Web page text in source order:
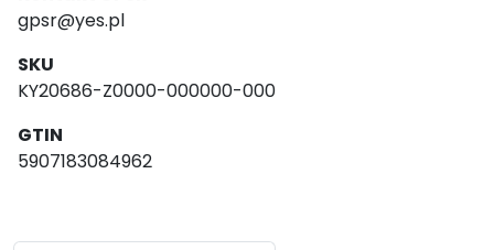
gpsr@yes.pl
SKU
KY20686-Z0000-000000-000
GTIN
5907183084962